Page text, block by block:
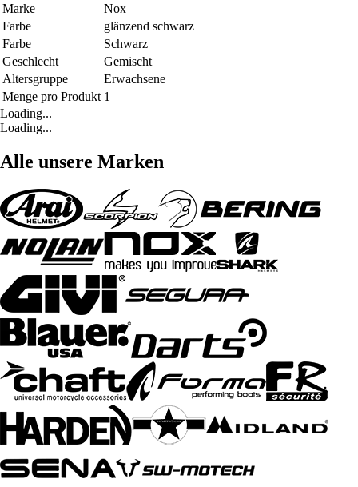
Marke
Nox
Farbe
glänzend schwarz
Farbe
Schwarz
Geschlecht
Gemischt
Altersgruppe
Erwachsene
Menge pro Produkt 1
Loading...
Loading...
Alle unsere Marken